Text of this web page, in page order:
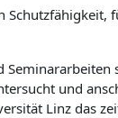
Seminararbeiten
und
Linz das